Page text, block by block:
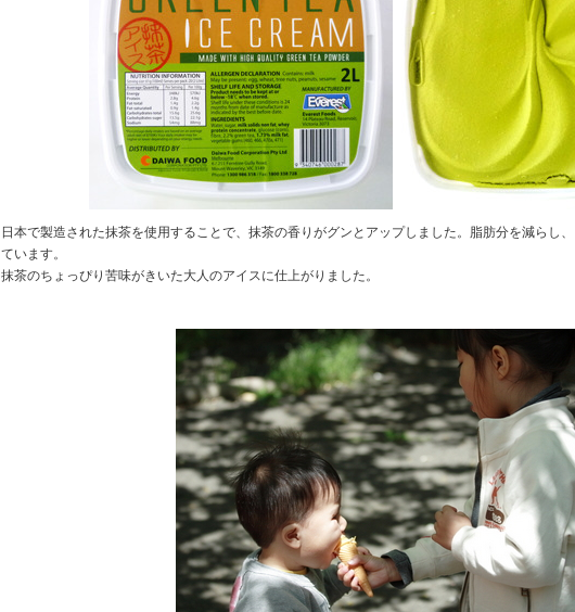
日本で製造された抹茶を使用することで、抹茶の香りがグンとアップしました。脂肪分を減らし
ています。
抹茶のちょっぴり苦味がきいた大人のアイスに仕上がりました。